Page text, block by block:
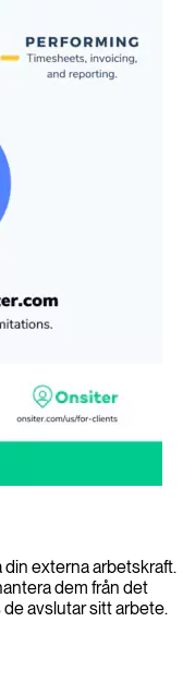
externa arbetskraft.
dem från det
avslutar sitt arbete.